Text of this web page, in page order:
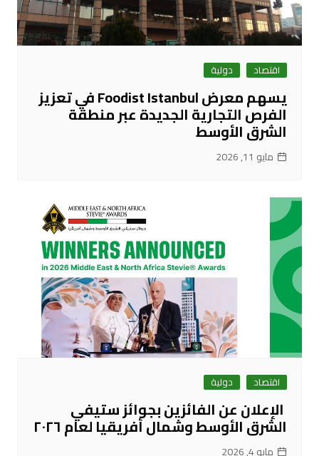
اقتصاد دولية
يسهم معرض Foodist Istanbul في تعزيز
الفرص التجارية الجديدة عبر منطقة
الشرق الأوسط
مايو 11, 2026
اقتصاد دولية
الإعلان عن الفائزين بجوائز ستيفي
الشرق الأوسط وشمال أفريقيا لعام ٢٠٢٦
مايو 4, 2026